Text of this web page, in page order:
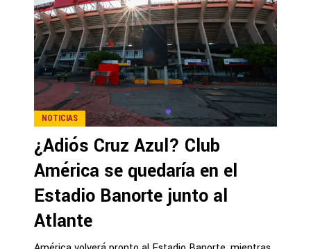
NOTICIAS
¿Adiós Cruz Azul? Club
América se quedaría en el
Estadio Banorte junto al
Atlante